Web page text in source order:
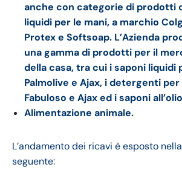
anche con categorie di prodotti
liquidi per le mani, a marchio
Protex e Softsoap. L’Azienda
una gamma di prodotti per il
della casa, tra cui i saponi liquidi
Palmolive e Ajax, i detergenti per
Fabuloso e Ajax ed i saponi
Alimentazione animale.
L’andamento dei ricavi è esposto
seguente: